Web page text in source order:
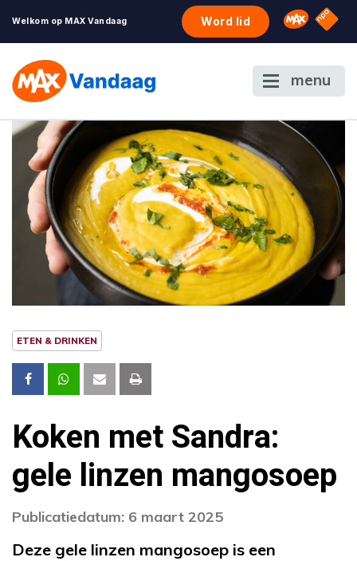
Welkom op MAX Vandaag Word lid Omroep
NPO
menu
ETEN & DRINKEN
Koken met Sandra:
gele linzen mangosoep
Publicatiedatum: 6 maart 2025
Deze gele linzen mangosoep is een